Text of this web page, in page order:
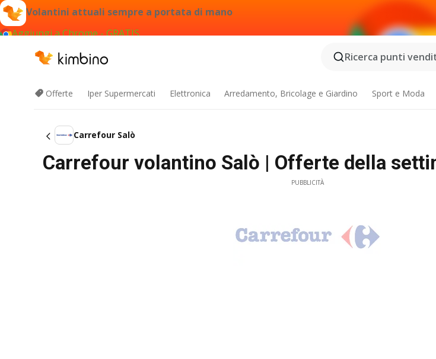
Volantini attuali sempre a portata di mano
Aggiungi a Chrome - GRATIS
Ricerca punti
Offerte Iper Supermercati Elettronica Arredamento, Bricolage e Giardino Sport e Moda
Carrefour Salò
Carrefour volantino Salò | Offerte della
PUBBLICITÀ